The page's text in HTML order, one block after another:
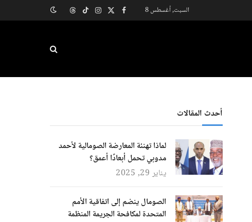
السبت, أغسطس 8 فيسبوك
X
الانستغرام
تيكتوكThreads
أحدث المقالات
لماذا تهنئة المعارضة الصومالية لأحمد
مدوبي تحمل أبعادًا أعمق؟
يناير 29, 2025
الصومال ينضم إلى اتفاقية الأمم
المتحدة لمكافحة الجريمة المنظمة